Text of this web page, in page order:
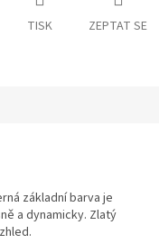
TISK ZEPTAT SE
základní barva je
a dynamicky. Zlatý